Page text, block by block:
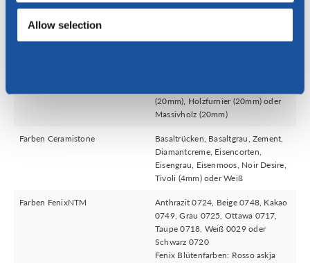
Allow selection
askja 0770, Rosso namib 0789,
(20mm), Holzfurnier (20mm) oder
Massivholz (20mm)
Farben Ceramistone
Basaltrücken, Basaltgrau, Zement,
Diamantcreme, Eisencorten,
Eisengrau, Eisenmoos, Noir Desire,
Tivoli (4mm) oder Weiß
Farben FenixNTM
Anthrazit 0724, Beige 0748, Kakao
0749, Grau 0725, Ottawa 0717,
Taupe 0718, Weiß 0029 oder
Schwarz 0720
Fenix Blütenfarben: Rosso askja